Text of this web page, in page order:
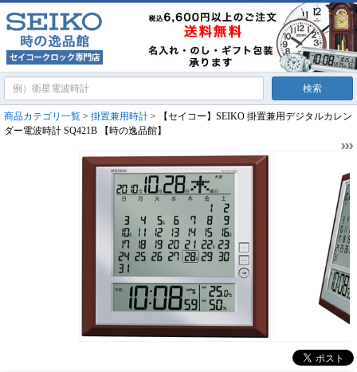
商品カテゴリ一覧 > 掛置兼用時計 > 【セイコー】SEIKO 掛置兼用デジタルカレン
ダー電波時計 SQ421B 【時の逸品館】